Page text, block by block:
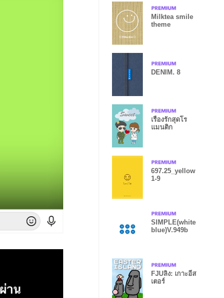
Milktea smile
theme
DENIM. 8
เรื่องรักสุดโร
แมนติก
697.25_yellow
1-9
SIMPLE(white
blue)V.949b
FJUลิง: เกาะอีส
เตอร์